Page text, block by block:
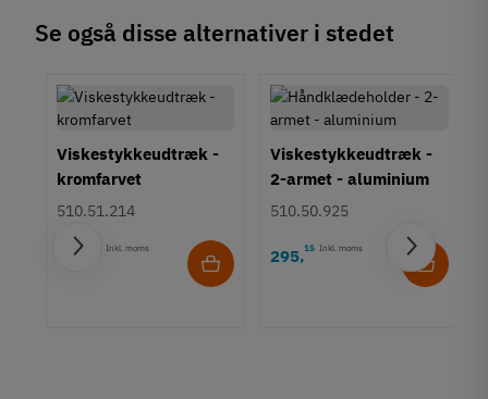
Se også disse alternativer i stedet
Viskestykkeudtræk -
kromfarvet
510.51.214
268 Inkl. moms
Viskestykkeudtræk -
2-armet - aluminium
510.50.925
295,15 Inkl. moms